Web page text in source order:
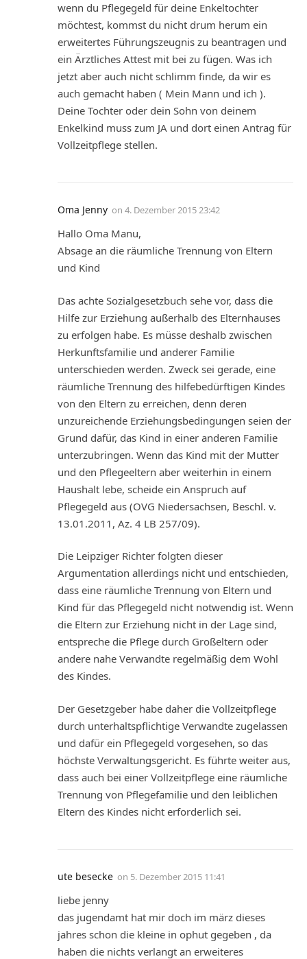
wenn du Pflegegeld für deine Enkeltochter
möchtest, kommst du nicht drum herum ein
erweitertes Führungszeugnis zu beantragen und
ein Ärztliches Attest mit bei zu fügen. Was ich
jetzt aber auch nicht schlimm finde, da wir es
auch gemacht haben ( Mein Mann und ich ).
Deine Tochter oder dein Sohn von deinem
Enkelkind muss zum JA und dort einen Antrag für
Vollzeitpflege stellen.
Oma Jenny on 4. Dezember 2015 23:42
Hallo Oma Manu,
Absage an die räumliche Trennung von Eltern
und Kind
Das achte Sozialgesetzbuch sehe vor, dass die
Hilfe zur Erziehung außerhalb des Elternhauses
zu erfolgen habe. Es müsse deshalb zwischen
Herkunftsfamilie und anderer Familie
unterschieden werden. Zweck sei gerade, eine
räumliche Trennung des hilfebedürftigen Kindes
von den Eltern zu erreichen, denn deren
unzureichende Erziehungsbedingungen seien der
Grund dafür, das Kind in einer anderen Familie
unterzubringen. Wenn das Kind mit der Mutter
und den Pflegeeltern aber weiterhin in einem
Haushalt lebe, scheide ein Anspruch auf
Pflegegeld aus (OVG Niedersachsen, Beschl. v.
13.01.2011, Az. 4 LB 257/09).
Die Leipziger Richter folgten dieser
Argumentation allerdings nicht und entschieden,
dass eine räumliche Trennung von Eltern und
Kind für das Pflegegeld nicht notwendig ist. Wenn
die Eltern zur Erziehung nicht in der Lage sind,
entspreche die Pflege durch Großeltern oder
andere nahe Verwandte regelmäßig dem Wohl
des Kindes.
Der Gesetzgeber habe daher die Vollzeitpflege
durch unterhaltspflichtige Verwandte zugelassen
und dafür ein Pflegegeld vorgesehen, so das
höchste Verwaltungsgericht. Es führte weiter aus,
dass auch bei einer Vollzeitpflege eine räumliche
Trennung von Pflegefamilie und den leiblichen
Eltern des Kindes nicht erforderlich sei.
ute besecke on 5. Dezember 2015 11:41
liebe jenny
das jugendamt hat mir doch im märz dieses
jahres schon die kleine in ophut gegeben , da
haben die nichts verlangt an erweiteres